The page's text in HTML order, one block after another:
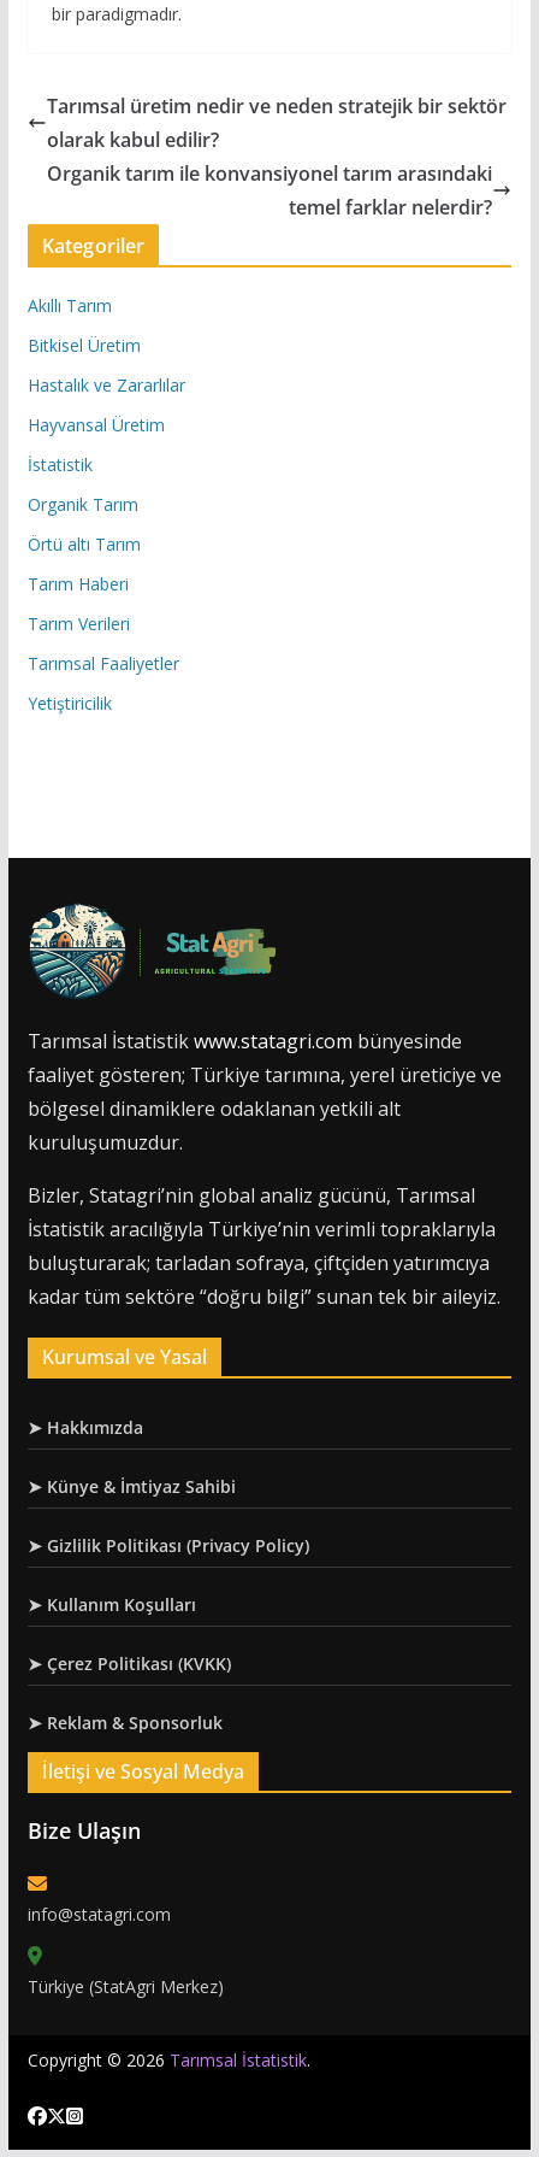
bir paradigmadır.
Tarımsal üretim nedir ve neden stratejik bir sektör
olarak kabul edilir?
Organik tarım ile konvansiyonel tarım arasındaki
temel farklar nelerdir?
Kategoriler
Akıllı Tarım
Bitkisel Üretim
Hastalık ve Zararlılar
Hayvansal Üretim
İstatistik
Organik Tarım
Örtü altı Tarım
Tarım Haberi
Tarım Verileri
Tarımsal Faaliyetler
Yetiştiricilik
Tarımsal İstatistikwww.statagri.com bünyesinde
faaliyet gösteren; Türkiye tarımına, yerel üreticiye ve
bölgesel dinamiklere odaklanan yetkili alt
kuruluşumuzdur.
Bizler, Statagri’nin global analiz gücünü, Tarımsal
İstatistik aracılığıyla Türkiye’nin verimli topraklarıyla
buluşturarak; tarladan sofraya, çiftçiden yatırımcıya
kadar tüm sektöre “doğru bilgi” sunan tek bir aileyiz.
Kurumsal ve Yasal
➤ Hakkımızda
➤ Künye & İmtiyaz Sahibi
➤ Gizlilik Politikası (Privacy Policy)
➤ Kullanım Koşulları
➤ Çerez Politikası (KVKK)
➤ Reklam & Sponsorluk
İletişi ve Sosyal Medya
Bize Ulaşın
info@statagri.com
Türkiye (StatAgri Merkez)
Copyright © 2026 Tarımsal İstatistik.